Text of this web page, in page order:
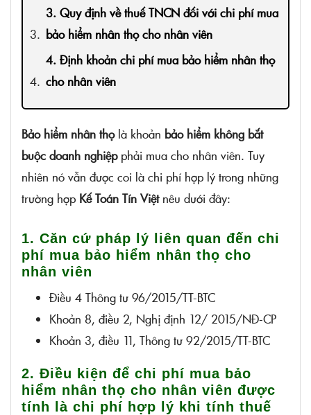
3. Quy định về thuế TNCN đối với chi phí mua
bảo hiểm nhân thọ cho nhân viên
4. Định khoản chi phí mua bảo hiểm nhân thọ
cho nhân viên
Bảo hiểm nhân thọlà khoản bảo hiểm không bắt
buộc doanh nghiệpphải mua cho nhân viên. Tuy
nhiên nó vẫn được coi là chi phí hợp lý trong những
trường hợp Kế Toán Tín Việtnêu dưới đây:
1. Căn cứ pháp lý liên quan đến chi
phí mua bảo hiểm nhân thọ cho
nhân viên
Điều 4 Thông tư 96/2015/TT-BTC
Khoản 8, điều 2, Nghị định 12/ 2015/NĐ-CP
Khoản 3, điều 11, Thông tư 92/2015/TT-BTC
2. Điều kiện để chi phí mua bảo
hiểm nhân thọ cho nhân viên được
tính là chi phí hợp lý khi tính thuế